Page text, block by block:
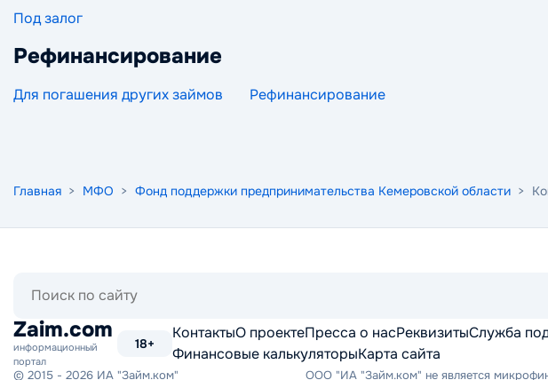
Под залог
Рефинансирование
Для погашения других займов Рефинансирование
Главная > МФО > Фонд поддержки предпринимательства Кемеровской области >
сайту
Zaim.com
информационный
портал
18+
КонтактыО проектеПресса о насРеквизитыСлужба
Финансовые калькуляторыКарта сайта
© 2015 - 2026 ИА "Займ.ком" ООО "ИА "Займ.ком" не является